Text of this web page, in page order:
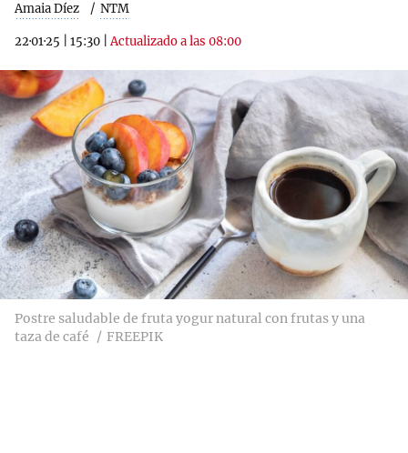
Amaia Díez NTM
22·01·25 15:30 |Actualizado a las 08:00
Postre saludable de fruta yogur natural con frutas y una
taza de café
FREEPIK